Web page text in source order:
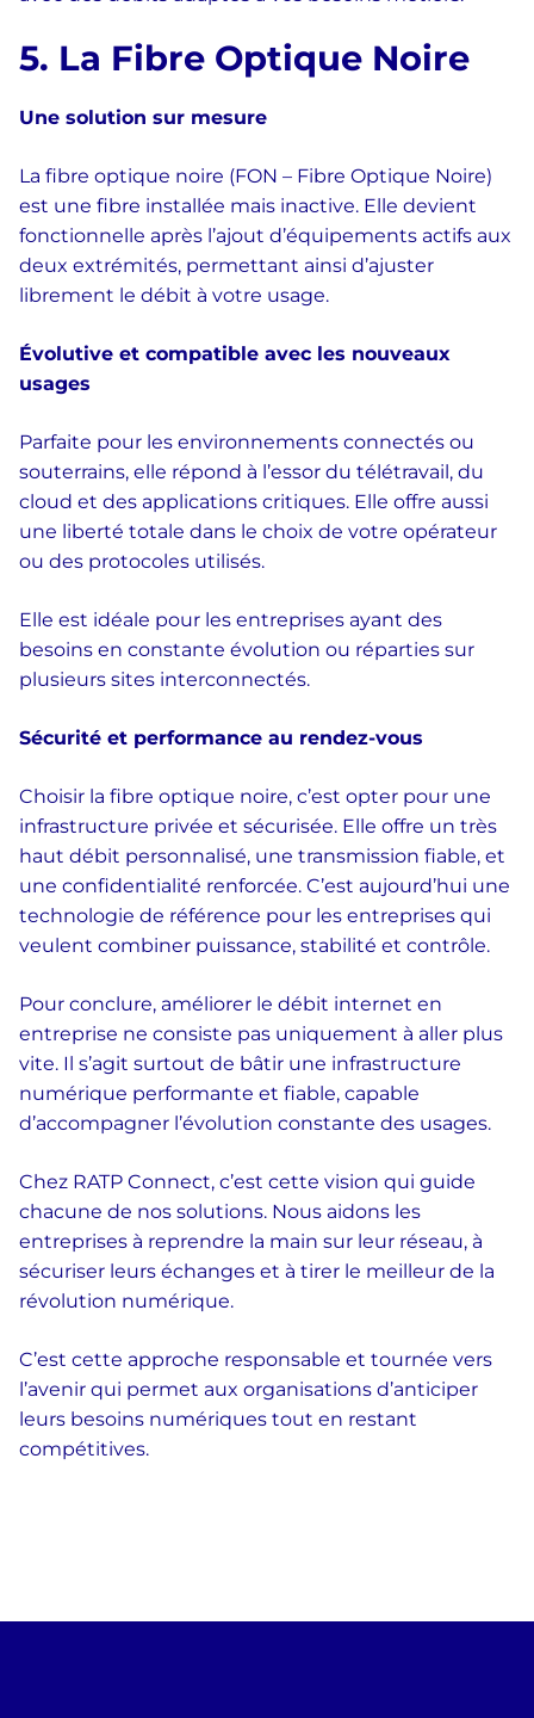
5. La Fibre Optique Noire
Une solution sur mesure
La fibre optique noire (FON – Fibre Optique Noire)
est une fibre installée mais inactive. Elle devient
fonctionnelle après l’ajout d’équipements actifs aux
deux extrémités, permettant ainsi d’ajuster
librement le débit à votre usage.
Évolutive et compatible avec les nouveaux
usages
Parfaite pour les environnements connectés ou
souterrains, elle répond à l’essor du télétravail, du
cloud et des applications critiques. Elle offre aussi
une liberté totale dans le choix de votre opérateur
ou des protocoles utilisés.
Elle est idéale pour les entreprises ayant des
besoins en constante évolution ou réparties sur
plusieurs sites interconnectés.
Sécurité et performance au rendez-vous
Choisir la fibre optique noire, c’est opter pour une
infrastructure privée et sécurisée. Elle offre un très
haut débit personnalisé, une transmission fiable, et
une confidentialité renforcée. C’est aujourd’hui une
technologie de référence pour les entreprises qui
veulent combiner puissance, stabilité et contrôle.
Pour conclure, améliorer le débit internet en
entreprise ne consiste pas uniquement à aller plus
vite. Il s’agit surtout de bâtir une infrastructure
numérique performante et fiable, capable
d’accompagner l’évolution constante des usages.
Chez RATP Connect, c’est cette vision qui guide
chacune de nos solutions. Nous aidons les
entreprises à reprendre la main sur leur réseau, à
sécuriser leurs échanges et à tirer le meilleur de la
révolution numérique.
C’est cette approche responsable et tournée vers
l’avenir qui permet aux organisations d’anticiper
leurs besoins numériques tout en restant
compétitives.